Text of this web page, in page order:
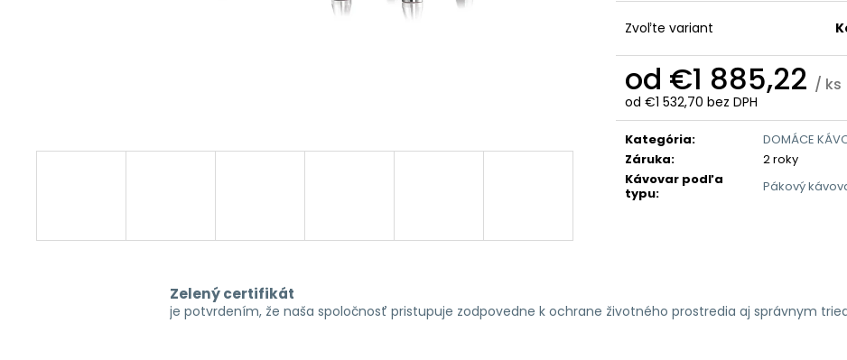
Zvoľte variant
od €1 885,22 / ks
od €1 532,70 bez DPH
Jednotková
cena:
Kategória:
DOMÁCE
Záruka:
2 roky
Kávovar podľa
typu: Pákový
Zelený certifikát
je potvrdením, že naša spoločnosť pristupuje zodpovedne k ochrane životného prostredia aj správnym